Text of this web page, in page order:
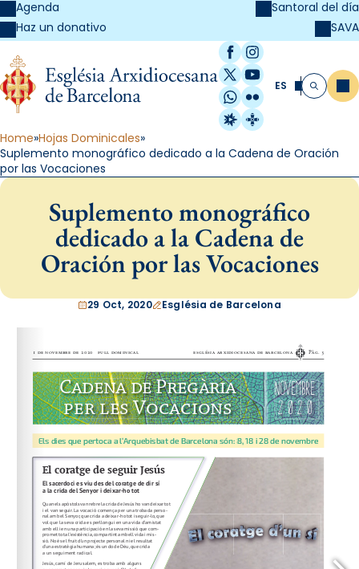
Agenda
Haz un donativo
Santoral del día
SAVA
Facebook
Instagram
X / Twitter
YouTube
WhatsApp
Flickr
Radio Estel
Catalunya
ES Buscar
Home Hojas Dominicales
Suplemento monográfico dedicado a la Cadena de Oración
por las Vocaciones
Suplemento monográfico
dedicado a la Cadena de
Oración por las Vocaciones
29 Oct, 2020 Església de Barcelona